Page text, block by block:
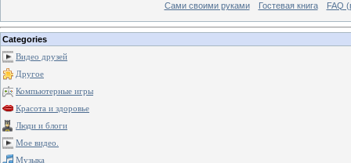
Сами своими руками
Гостевая книга FAQ
Categories
Видео друзей
Другое
Компьютерные игры
Красота и здоровье
Люди и блоги
Мое видео.
Музыка